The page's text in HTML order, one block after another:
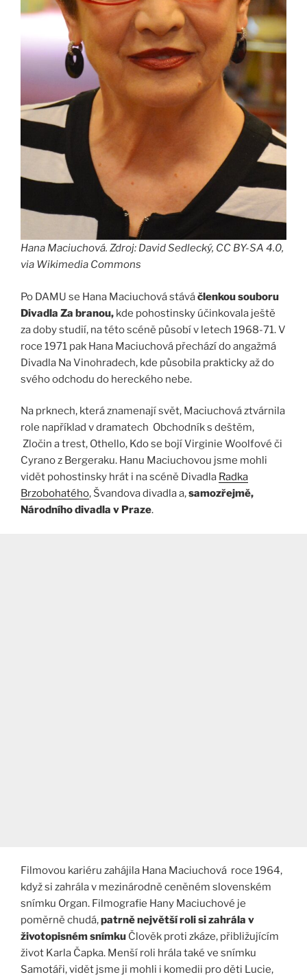
Hana Maciuchová. Zdroj: David Sedlecký, CC BY-SA 4.0,
via Wikimedia Commons
Po DAMU se Hana Maciuchová stáváčlenkou souboru
Divadla Za branou, kde pohostinsky účinkovala ještě
za doby studií, na této scéně působí v letech 1968-71. V
roce 1971 pak Hana Maciuchová přechází do angažmá
Divadla Na Vinohradech, kde působila prakticky až do
svého odchodu do hereckého nebe.
Na prknech, která znamenají svět, Maciuchová ztvárnila
role například v dramatech Obchodník s deštěm,
Zločin a trest, Othello, Kdo se bojí Virginie Woolfové či
Cyrano z Bergeraku. Hanu Maciuchovou jsme mohli
vidět pohostinsky hrát i na scéně Divadla Radka
Brzobohatého, Švandova divadla a,samozřejmě,
Národního divadla v Praze.
Filmovou kariéru zahájila Hana Maciuchová roce 1964,
když si zahrála v mezinárodně ceněném slovenském
snímku Organ. Filmografie Hany Maciuchové je
poměrně chudá,patrně největší roli si zahrála v
životopisném snímku Člověk proti zkáze, přibližujícím
život Karla Čapka. Menší roli hrála také ve snímku
Samotáři, vidět jsme ji mohli i komedii pro děti Lucie,